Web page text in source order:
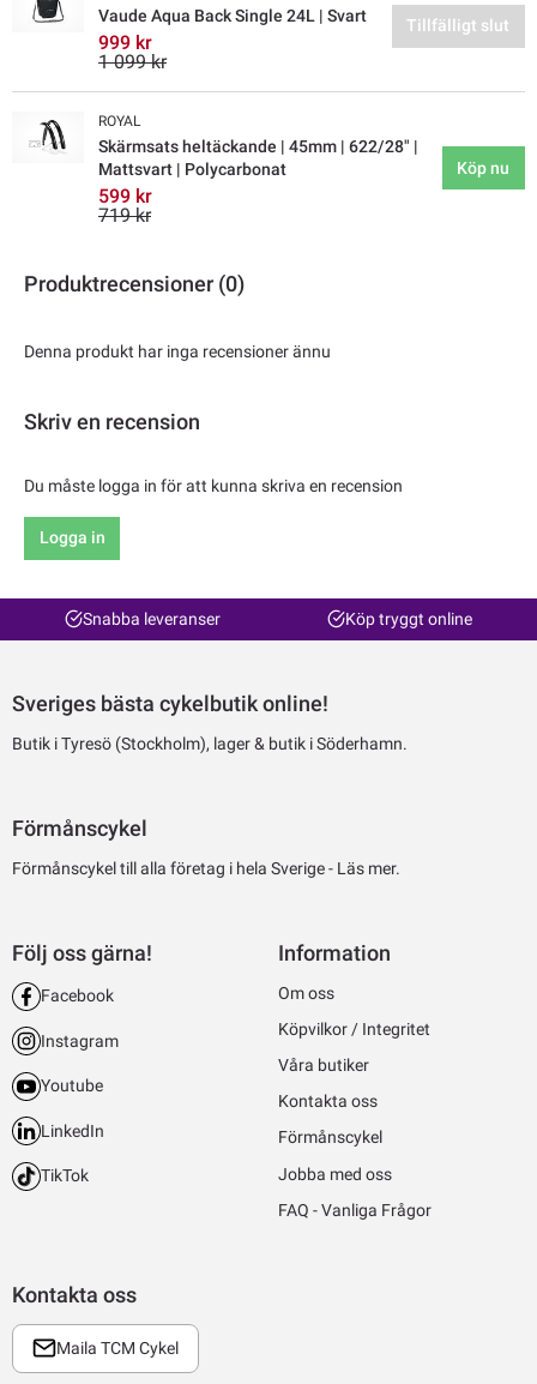
Vaude Aqua Back Single 24L | Svart
999 kr
1 099 kr
Tillfälligt slut
ROYAL
Skärmsats heltäckande | 45mm | 622/28" |
Mattsvart | Polycarbonat
599 kr
719 kr
Köp nu
Produktrecensioner (0)
Denna produkt har inga recensioner ännu
Skriv en recension
Du måste logga in för att kunna skriva en recension
Logga in
Snabba leveranser Köp tryggt online
Sveriges bästa cykelbutik online!
Butik i Tyresö (Stockholm), lager & butik i Söderhamn.
Förmånscykel
Förmånscykel till alla företag i hela Sverige - Läs mer.
Kontakta oss
Maila TCM Cykel
Följ oss gärna!
Facebook
Instagram
Youtube
LinkedIn
TikTok
Information
Om oss
Köpvilkor / Integritet
Våra butiker
Kontakta oss
Förmånscykel
Jobba med oss
FAQ - Vanliga Frågor